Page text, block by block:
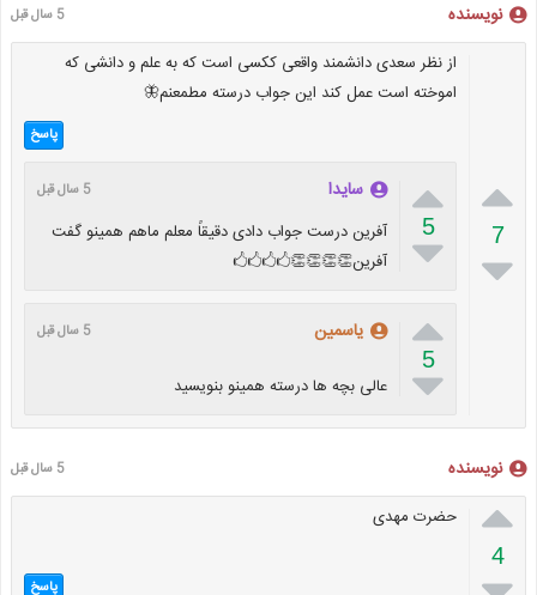
نویسنده 5 سال قبل

7

از نظر سعدی دانشمند واقعی ککسی است که به علم و دانشی که
اموخته است عمل کند این جواب درسته مطمعنم🦋
پاسخ

5

سایدا 5 سال قبل
آفرین درست جواب دادی دقیقاً معلم ماهم همینو گفت
آفرین👏👏👏👏🖒🖒🖒🖒

5

یاسمین 5 سال قبل
عالی بچه ها درسته همینو بنویسید
نویسنده 5 سال قبل

4
حضرت مهدی
پاسخ